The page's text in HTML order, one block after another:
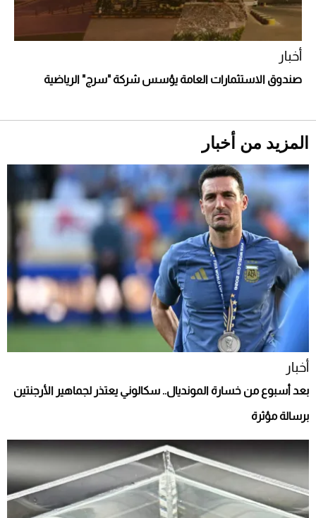
أحذية Mary Jane: ترف وأناقة للرجال
أخبار
صندوق الاستثمارات العامة يؤسس شركة "سرج" الرياضية
المزيد من أخبار
أخبار
بعد أسبوع من خسارة المونديال.. سكالوني يعتذر لجماهير الأرجنتين
برسالة مؤثرة